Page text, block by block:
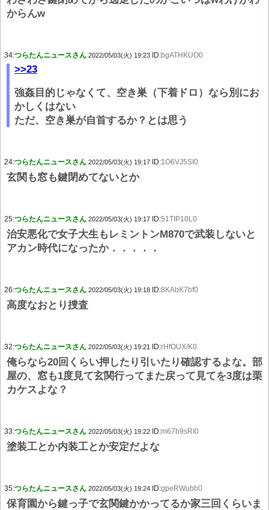
からんw
34:つらたんニュースさん 2022/05/03(火) 19:23 ID:bgATHKUO0
>>23
強姦目的じゃなくて、空き巣（下着ドロ）なら別にお
かしくはない
ただ、空き巣が自首するか？とは思う
24:つらたんニュースさん 2022/05/03(火) 19:17 ID:1O6VJ5SI0
玄関も窓も鍵閉めてないとか
25:つらたんニュースさん 2022/05/03(火) 19:17 ID:51TIP10L0
治安悪化で女子大生もレミントンM870で武装しないと
アカン時代になったか．．．．．
26:つらたんニュースさん 2022/05/03(火) 19:18 ID:8KAbK7bf0
高度なおとり捜査
32:つらたんニュースさん 2022/05/03(火) 19:21 ID:rHfOUX/K0
俺らなら20回くらい押したり引いたり確認するよな。部
屋の、窓も1度見て玄関行ってまた戻って見てを3度は栗
カケスよな？
33:つらたんニュースさん 2022/05/03(火) 19:22 ID:m67h9sRI0
塗装工とか内装工とか安定だよな
35:つらたんニュースさん 2022/05/03(火) 19:24 ID:gpeRWubb0
保育園から鍵っ子で玄関鍵かかってるか家三回くらいま